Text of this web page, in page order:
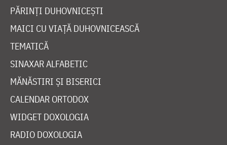
PĂRINȚI DUHOVNICEȘTI
MAICI CU VIAȚĂ DUHOVNICEASCĂ
TEMATICĂ
SINAXAR ALFABETIC
MĂNĂSTIRI ȘI BISERICI
CALENDAR ORTODOX
WIDGET DOXOLOGIA
RADIO DOXOLOGIA